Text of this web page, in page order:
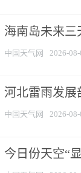
海南岛未来
中国天气网 2026-
河北雷雨发展
中国天气网 2026-
今日份天空“